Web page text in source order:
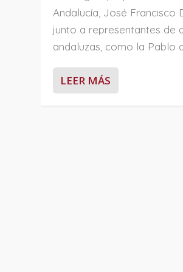
Andalucía, José Francisco
junto a representantes de
andaluzas, como la Pablo
LEER MÁS